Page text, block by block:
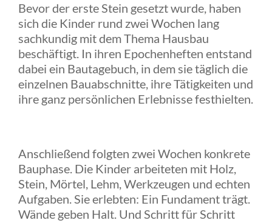
Bevor der erste Stein gesetzt wurde, haben
sich die Kinder rund zwei Wochen lang
sachkundig mit dem Thema Hausbau
beschäftigt. In ihren Epochenheften entstand
dabei ein Bautagebuch, in dem sie täglich die
einzelnen Bauabschnitte, ihre Tätigkeiten und
ihre ganz persönlichen Erlebnisse festhielten.
Anschließend folgten zwei Wochen konkrete
Bauphase. Die Kinder arbeiteten mit Holz,
Stein, Mörtel, Lehm, Werkzeugen und echten
Aufgaben. Sie erlebten: Ein Fundament trägt.
Wände geben Halt. Und Schritt für Schritt